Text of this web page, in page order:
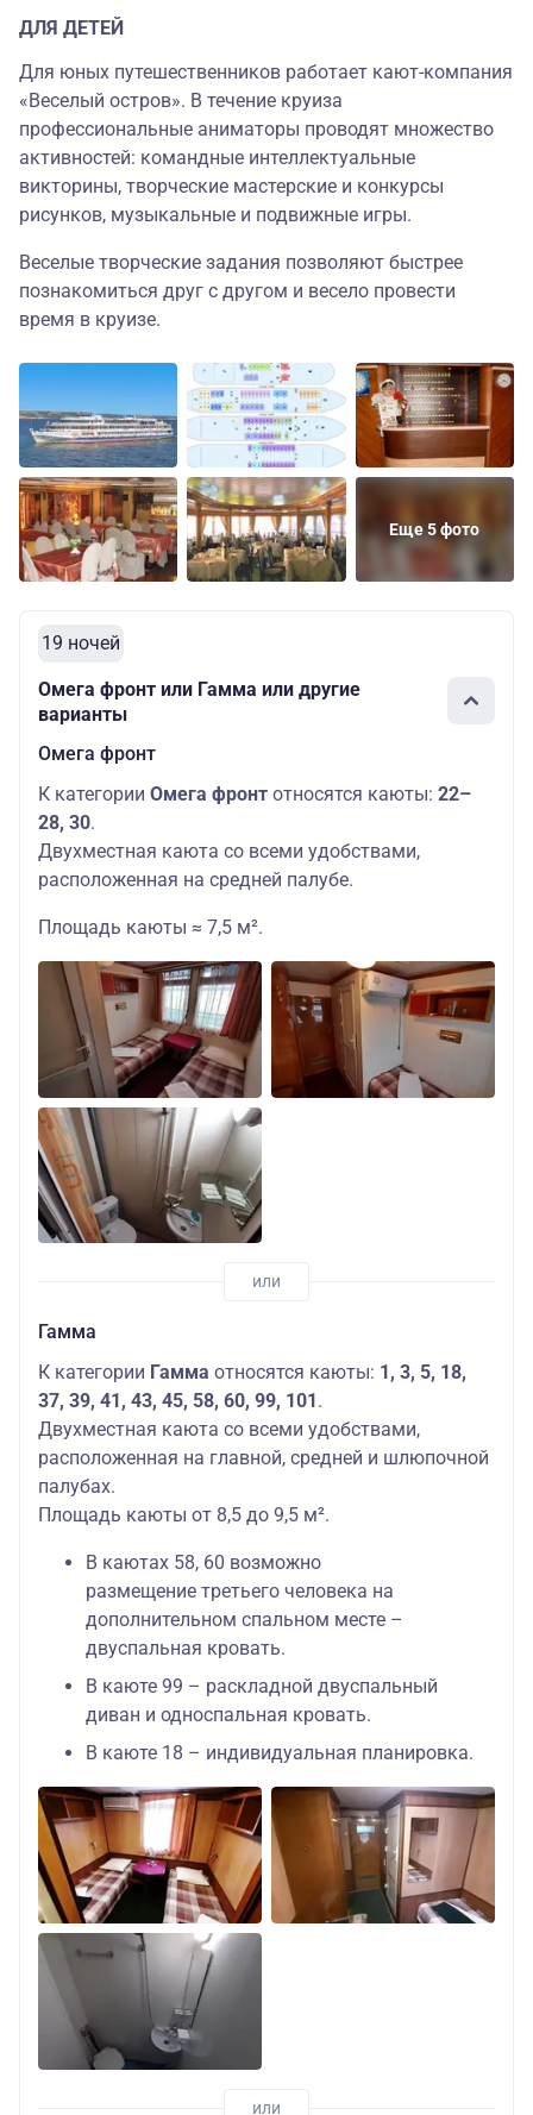
ДЛЯ ДЕТЕЙ
Для юных путешественников работает кают-компания
«Веселый остров». В течение круиза
профессиональные аниматоры проводят множество
активностей: командные интеллектуальные
викторины, творческие мастерские и конкурсы
рисунков, музыкальные и подвижные игры.
Веселые творческие задания позволяют быстрее
познакомиться друг с другом и весело провести
время в круизе.
Еще 5 фото
19 ночей
Омега фронт или Гамма или другие
варианты
Омега фронт
К категории Омега фронт относятся каюты: 22–
28, 30.
Двухместная каюта со всеми удобствами,
расположенная на средней палубе.
Площадь каюты ≈ 7,5 м².
Гамма
К категории Гамма относятся каюты: 1, 3, 5, 18,
37, 39, 41, 43, 45, 58, 60, 99, 101 .
Двухместная каюта со всеми удобствами,
расположенная на главной, средней и шлюпочной
палубах.
Площадь каюты от 8,5 до 9,5 м².
В каютах 58, 60 возможно
размещение третьего человека на
дополнительном спальном месте –
двуспальная кровать.
В каюте 99 – раскладной двуспальный
диван и односпальная кровать.
В каюте 18 – индивидуальная планировка.